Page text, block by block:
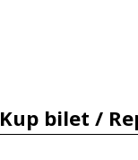
Kup bilet /